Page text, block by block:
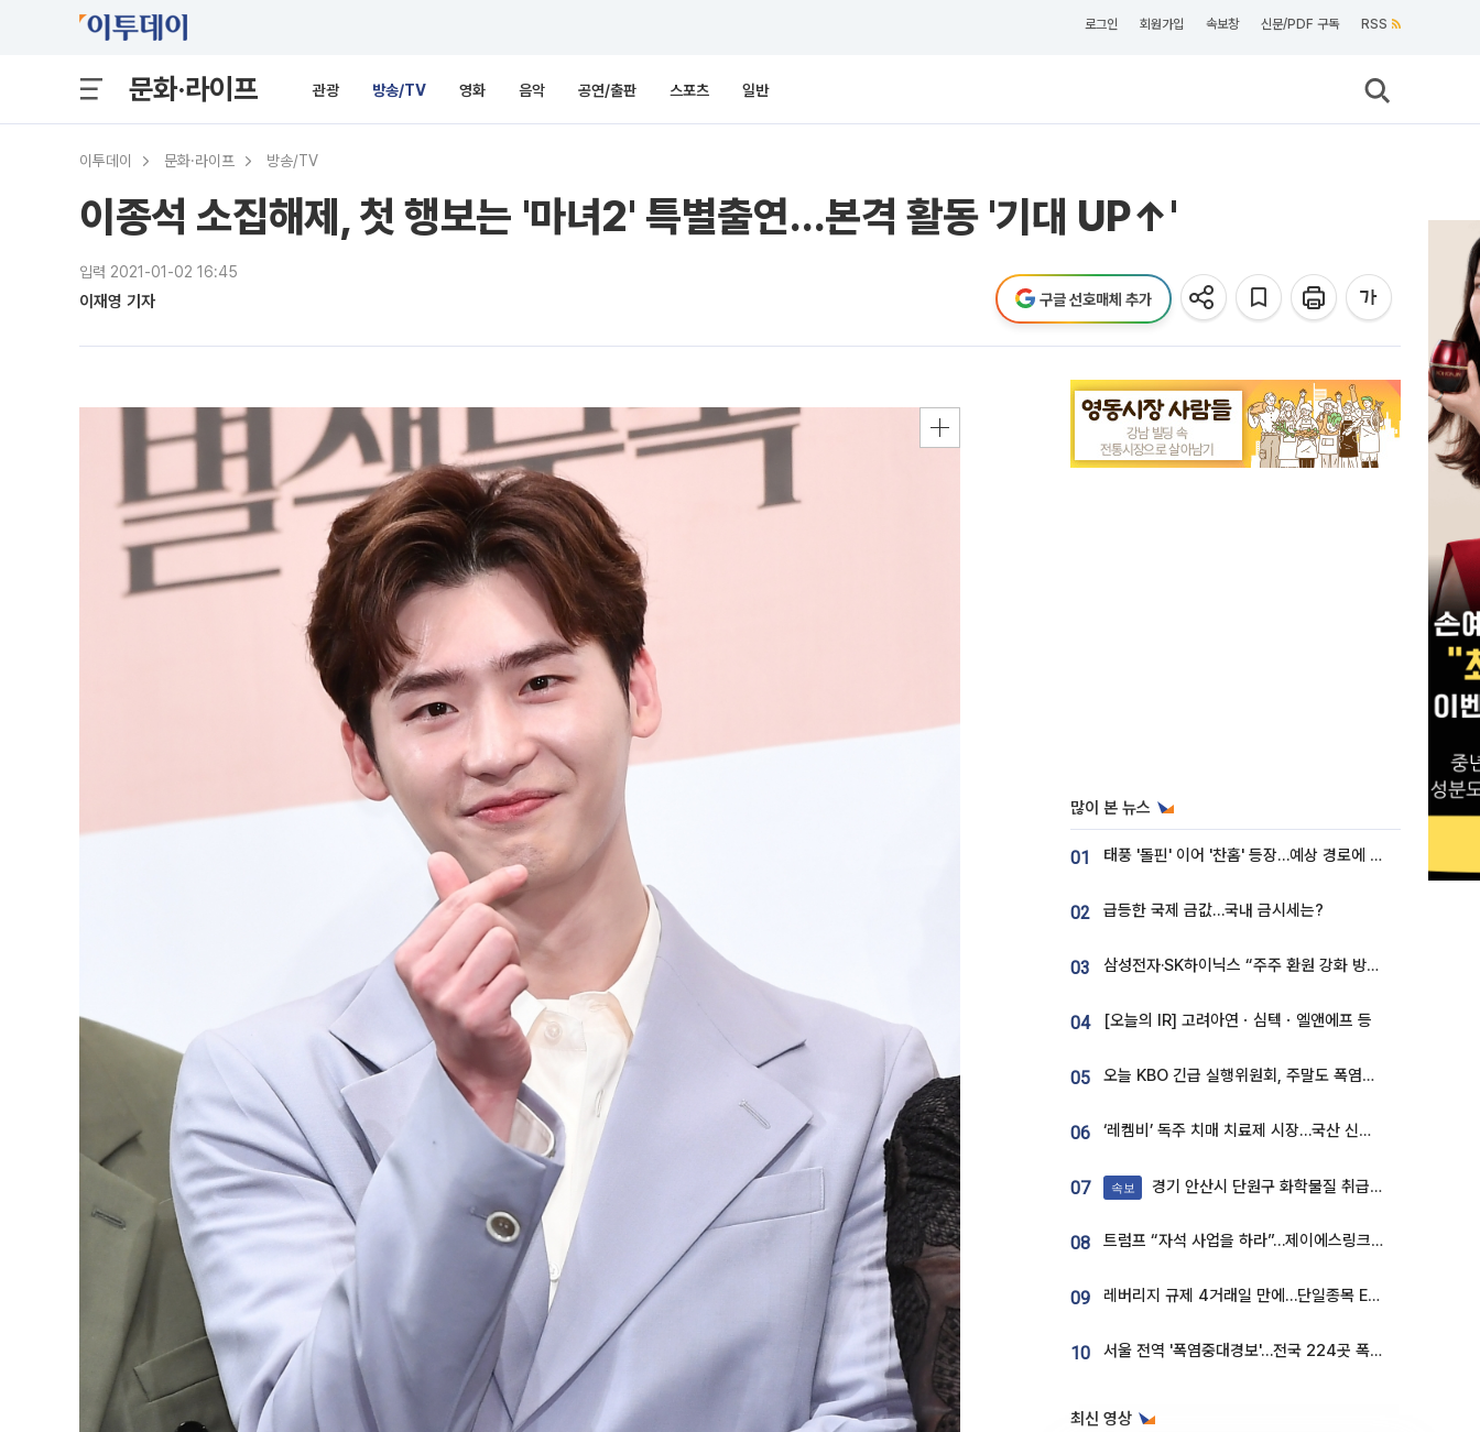
로그인 회원가입 속보창 신문/PDF 구독 RSS
문화·라이프 관광 방송/TV 영화 음악 공연/출판 스포츠 일반
이투데이 문화·라이프 방송/TV
이종석 소집해제, 첫 행보는 '마녀2' 특별출연…본격 활동 '기대 UP↑'
입력 2021-01-02 16:45
이재영 기자 구글 선호매체 추가
많이 본 뉴스
01 태풍 '돌핀' 이어 '찬홈' 등장…예상 경로에 한국 '한숨'
02 급등한 국제 금값…국내 금시세는?
03 삼성전자·SK하이닉스 “주주 환원 강화 방안 마련”
04 [오늘의 IR] 고려아연ㆍ심텍ㆍ엘앤에프 등
05 오늘 KBO 긴급 실행위원회, 주말도 폭염취소 될까
06 ‘레켐비’ 독주 치매 치료제 시장…국산 신약 등장하나
07 속보 경기 안산시 단원구 화학물질 취급 공장서 연기 발생
08 트럼프 “자석 사업을 하라”…제이에스링크, 비중국 영구자석 공급망 구축 속도
09 레버리지 규제 4거래일 만에…단일종목 ETF 거래대금 '13분의 1' 급감
10 서울 전역 '폭염중대경보'…전국 224곳 폭염특보
최신 영상